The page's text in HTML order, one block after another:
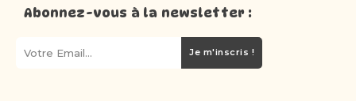
Abonnez-vous à la newsletter :
Je m'inscris !